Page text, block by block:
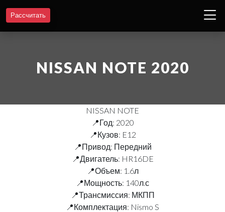
Рассчитать
NISSAN NOTE 2020
NISSAN NOTE
📍Год: 2020
📍Кузов: E12
📍Привод: Передний
📍Двигатель: HR16DE
📍Объем: 1.6л
📍Мощность: 140л.с
📍Трансмиссия: МКПП
📍Комплектация: Nismo S